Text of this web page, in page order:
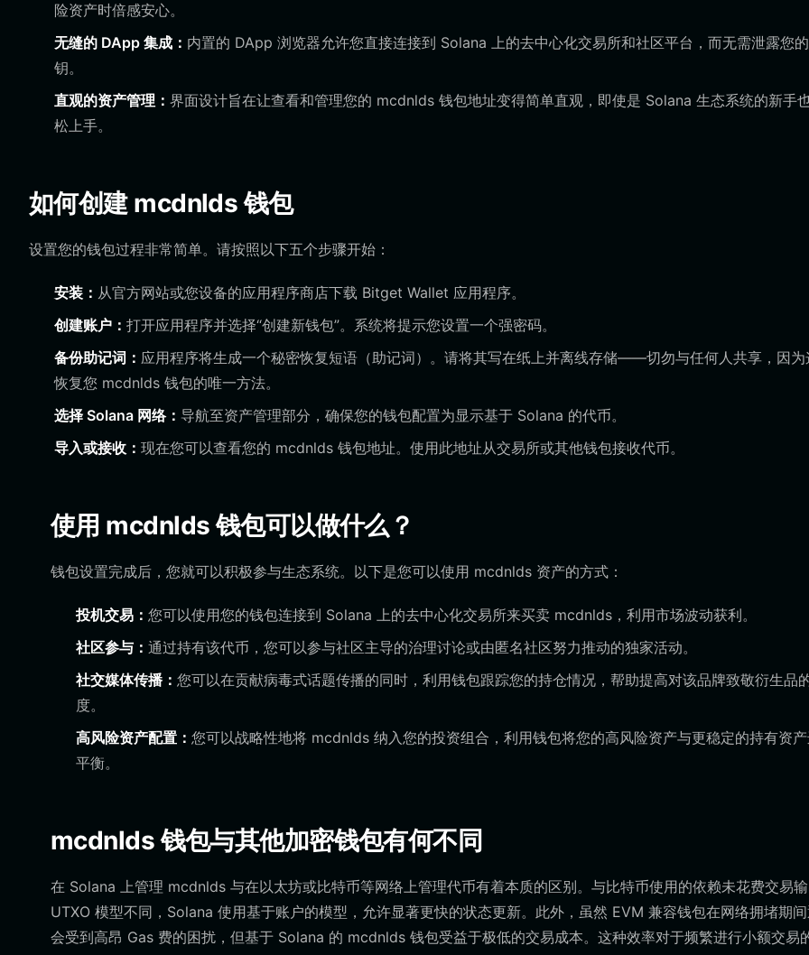
险资产时倍感安心。
无缝的 DApp 集成： 内置的 DApp 浏览器允许您直接连接到 Solana 上的去中心化交易所和社区平台，而无需泄露您
钥。
直观的资产管理： 界面设计旨在让查看和管理您的 mcdnlds 钱包地址变得简单直观，即使是 Solana 生态系统的新手
松上手。
如何创建 mcdnlds 钱包
设置您的钱包过程非常简单。请按照以下五个步骤开始：
安装： 从官方网站或您设备的应用程序商店下载 Bitget Wallet 应用程序。
创建账户： 打开应用程序并选择“创建新钱包”。系统将提示您设置一个强密码。
备份助记词： 应用程序将生成一个秘密恢复短语（助记词）。请将其写在纸上并离线存储——切勿与任何人共享，因为
恢复您 mcdnlds 钱包的唯一方法。
选择 Solana 网络： 导航至资产管理部分，确保您的钱包配置为显示基于 Solana 的代币。
导入或接收： 现在您可以查看您的 mcdnlds 钱包地址。使用此地址从交易所或其他钱包接收代币。
使用 mcdnlds 钱包可以做什么？
钱包设置完成后，您就可以积极参与生态系统。以下是您可以使用 mcdnlds 资产的方式：
投机交易： 您可以使用您的钱包连接到 Solana 上的去中心化交易所来买卖 mcdnlds，利用市场波动获利。
社区参与： 通过持有该代币，您可以参与社区主导的治理讨论或由匿名社区努力推动的独家活动。
社交媒体传播： 您可以在贡献病毒式话题传播的同时，利用钱包跟踪您的持仓情况，帮助提高对该品牌致敬衍生品
度。
高风险资产配置： 您可以战略性地将 mcdnlds 纳入您的投资组合，利用钱包将您的高风险资产与更稳定的持有资
平衡。
mcdnlds 钱包与其他加密钱包有何不同
在 Solana 上管理 mcdnlds 与在以太坊或比特币等网络上管理代币有着本质的区别。与比特币使用的依赖未花费交易
UTXO 模型不同，Solana 使用基于账户的模型，允许显著更快的状态更新。此外，虽然 EVM 兼容钱包在网络拥堵期间
会受到高昂 Gas 费的困扰，但基于 Solana 的 mcdnlds 钱包受益于极低的交易成本。这种效率对于频繁进行小额交易